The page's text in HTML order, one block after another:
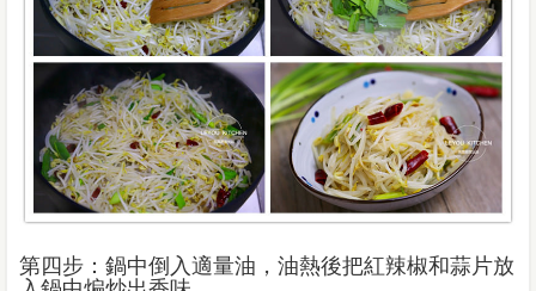
第四步：鍋中倒入適量油，油熱後把紅辣椒和蒜片放